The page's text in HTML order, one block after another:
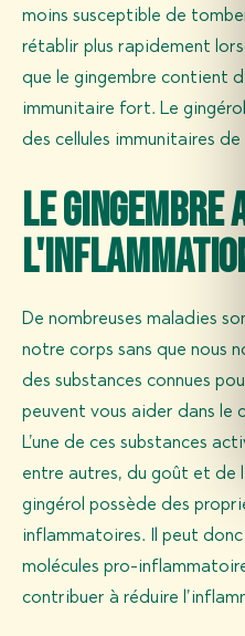
S
é
l
t
o
n
moins susceptible de
rétablir plus rapidement
que le gingembre contient
immunitaire fort. Le
des cellules immunitaires de
Le
l'inflammation
De nombreuses maladies
notre corps sans que nous
des substances connues
peuvent vous aider dans le
L’une de ces substances
entre autres, du goût et de
gingérol possède des
inflammatoires. Il peut
molécules pro-
contribuer à réduire